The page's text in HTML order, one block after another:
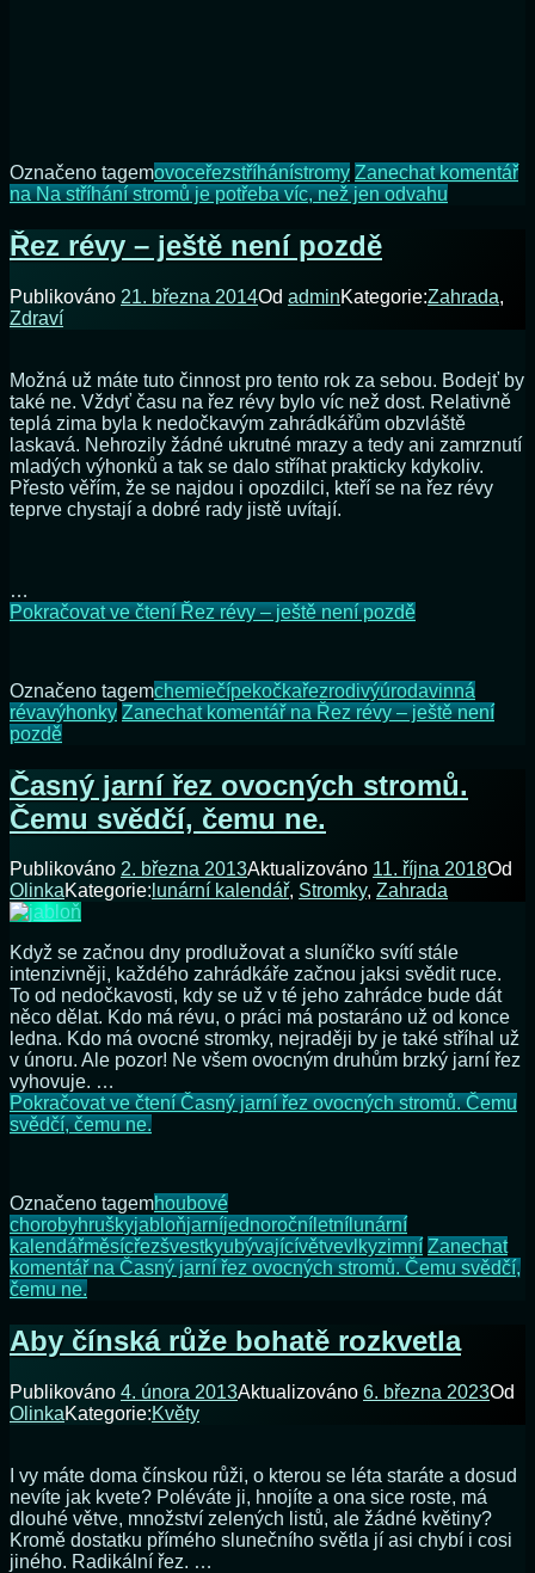
Označeno tagemovoceřezstříhánístromy Zanechat komentář
na Na stříhání stromů je potřeba víc, než jen odvahu
Řez révy – ještě není pozdě
Publikováno 21. března 2014Od adminKategorie:Zahrada,
Zdraví
Možná už máte tuto činnost pro tento rok za sebou. Bodejť by
také ne. Vždyť času na řez révy bylo víc než dost. Relativně
teplá zima byla k nedočkavým zahrádkářům obzvláště
laskavá. Nehrozily žádné ukrutné mrazy a tedy ani zamrznutí
mladých výhonků a tak se dalo stříhat prakticky kdykoliv.
Přesto věřím, že se najdou i opozdilci, kteří se na řez révy
teprve chystají a dobré rady jistě uvítají.
…
Pokračovat ve čteníŘez révy – ještě není pozdě
Označeno tagemchemiečípekočkařezrodivýúrodavinná
révavýhonky Zanechat komentářna Řez révy – ještě není
pozdě
Časný jarní řez ovocných stromů.
Čemu svědčí, čemu ne.
Publikováno 2. března 2013Aktualizováno 11. října 2018Od
OlinkaKategorie: lunární kalendář, Stromky, Zahrada
Když se začnou dny prodlužovat a sluníčko svítí stále
intenzivněji, každého zahrádkáře začnou jaksi svědit ruce.
To od nedočkavosti, kdy se už v té jeho zahrádce bude dát
něco dělat. Kdo má révu, o práci má postaráno už od konce
ledna. Kdo má ovocné stromky, nejraději by je také stříhal už
v únoru. Ale pozor! Ne všem ovocným druhům brzký jarní řez
vyhovuje. …
Pokračovat ve čteníČasný jarní řez ovocných stromů. Čemu
svědčí, čemu ne.
Označeno tagemhoubové
chorobyhruškyjabloňjarníjednoročníletnílunární
kalendářměsícřezšvestkyubývajícívětvevlkyzimní Zanechat
komentářna Časný jarní řez ovocných stromů. Čemu svědčí,
čemu ne.
Aby čínská růže bohatě rozkvetla
Publikováno 4. února 2013Aktualizováno 6. března 2023Od
OlinkaKategorie:Květy
I vy máte doma čínskou růži, o kterou se léta staráte a dosud
nevíte jak kvete? Poléváte ji, hnojíte a ona sice roste, má
dlouhé větve, množství zelených listů, ale žádné květiny?
Kromě dostatku přímého slunečního světla jí asi chybí i cosi
jiného. Radikální řez. …